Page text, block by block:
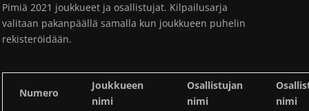
Pimiä 2021 joukkueet ja osallistujat. Kilpailusarja
valitaan pakanpäällä samalla kun joukkueen puhelin
rekisteröidään.
Numero
Joukkueen
nimi
Osallistujan
nimi
nimi